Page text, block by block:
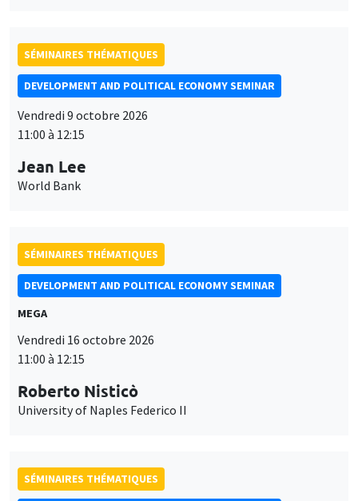
SÉMINAIRES THÉMATIQUES
DEVELOPMENT AND POLITICAL ECONOMY SEMINAR
Vendredi 9 octobre 2026
11:00 à 12:15
Jean Lee
World Bank
SÉMINAIRES THÉMATIQUES
DEVELOPMENT AND POLITICAL ECONOMY SEMINAR
MEGA
Vendredi 16 octobre 2026
11:00 à 12:15
Roberto Nisticò
University of Naples Federico II
SÉMINAIRES THÉMATIQUES